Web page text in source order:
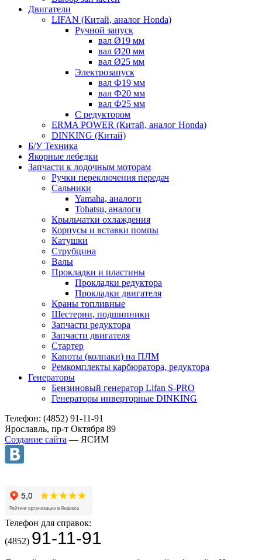
Двигатели
LIFAN (Китай, аналог Honda)
Ручной запуск
вал Ø19 мм
вал Ø20 мм
вал Ø25 мм
Электрозапуск
вал Ф19 мм
вал Ф20 мм
вал Ф25 мм
С редуктором
ERMA POWER (Китай, аналог Honda)
DINKING (Китай)
Б/У Техника
Якорные лебедки
Запчасти к лодочным моторам
Ручки переключения передач
Сальники
Yamaha, аналоги
Tohatsu, аналоги
Крыльчатки охлаждения
Корпусы и вставки помпы
Катушки
Струбцина
Валы
Прокладки и пластины
Прокладки редуктора
Прокладки двигателя
Краны топливные
Шестерни, подшипники
Запчасти редуктора
Запчасти двигателя
Стартер
Капоты (колпаки) на ПЛМ
Ремкомплекты карбюратора, редуктора
Генераторы
Бензиновый генератор Lifan S-PRO
Генераторы инверторные DINKING
Телефон: (4852) 91-11-91
Ярославль, пр-т Октября 89
Создание сайта — ЯСИМ
Телефон для справок:
(4852) 91-11-91